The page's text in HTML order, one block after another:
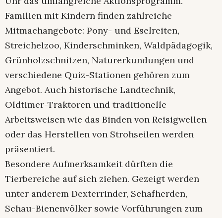
Familien mit Kindern finden zahlreiche
Mitmachangebote: Pony- und Eselreiten,
Streichelzoo, Kinderschminken, Waldpädagogik,
Grünholzschnitzen, Naturerkundungen und
verschiedene Quiz-Stationen gehören zum
Angebot. Auch historische Landtechnik,
Oldtimer-Traktoren und traditionelle
Arbeitsweisen wie das Binden von Reisigwellen
oder das Herstellen von Strohseilen werden
präsentiert.
Besondere Aufmerksamkeit dürften die
Tierbereiche auf sich ziehen. Gezeigt werden
unter anderem Dexterrinder, Schafherden,
Schau-Bienenvölker sowie Vorführungen zum